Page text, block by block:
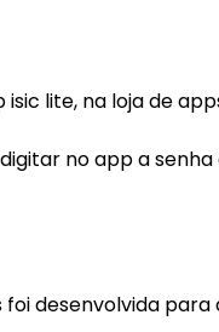
lite, na loja de
no app a
desenvolvida